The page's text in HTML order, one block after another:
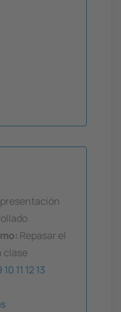
Repasar el
clase
10 11 1213